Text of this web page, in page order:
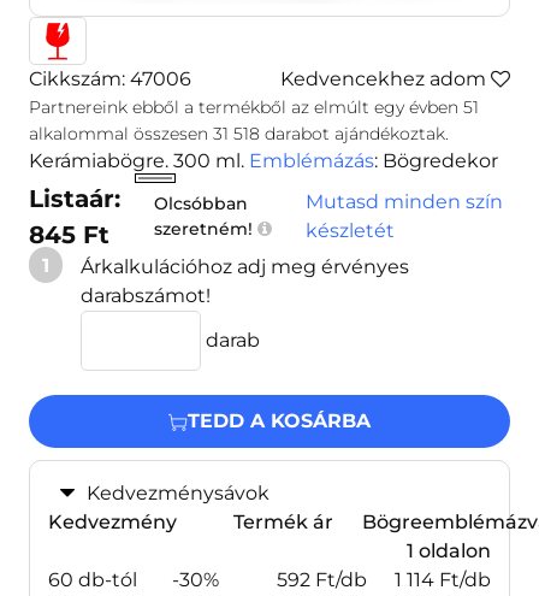
Cikkszám: 47006 Kedvencekhez adom
Partnereink ebből a termékből az elmúlt egy évben 51
alkalommal összesen 31 518 darabot ajándékoztak.
Kerámiabögre. 300 ml. Emblémázás: Bögredekor
Listaár:
845 Ft
Olcsóbban
szeretném!
Mutasd minden szín
készletét
1
Árkalkulációhoz adj meg érvényes
darabszámot!
darab
TEDD A KOSÁRBA
Kedvezménysávok
Kedvezmény
Termék ár
1 oldalon
60 db-tól
-30% 592 Ft/db
1 114 Ft/db